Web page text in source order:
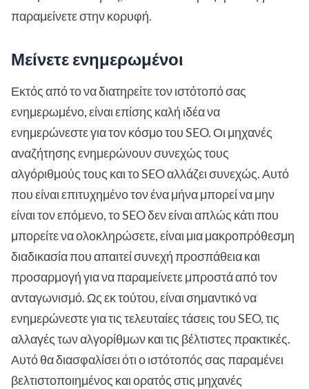
παραμείνετε στην κορυφή.
Μείνετε ενημερωμένοι
Εκτός από το να διατηρείτε τον ιστότοπό σας
ενημερωμένο, είναι επίσης καλή ιδέα να
ενημερώνεστε για τον κόσμο του SEO. Οι μηχανές
αναζήτησης ενημερώνουν συνεχώς τους
αλγόριθμούς τους και το SEO αλλάζει συνεχώς. Αυτό
που είναι επιτυχημένο τον ένα μήνα μπορεί να μην
είναι τον επόμενο, το SEO δεν είναι απλώς κάτι που
μπορείτε να ολοκληρώσετε, είναι μια μακροπρόθεσμη
διαδικασία που απαιτεί συνεχή προσπάθεια και
προσαρμογή για να παραμείνετε μπροστά από τον
ανταγωνισμό. Ως εκ τούτου, είναι σημαντικό να
ενημερώνεστε για τις τελευταίες τάσεις του SEO, τις
αλλαγές των αλγορίθμων και τις βέλτιστες πρακτικές.
Αυτό θα διασφαλίσει ότι ο ιστότοπός σας παραμένει
βελτιστοποιημένος και ορατός στις μηχανές